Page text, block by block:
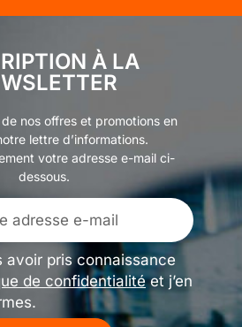
À LA
nos offres et promotions en
lettre d’informations.
votre adresse e-mail ci-
dessous.
avoir pris connaissance
de confidentialitéet j’en